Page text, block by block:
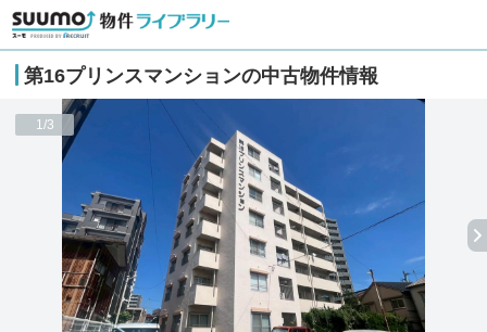
第16プリンスマンションの中古物件情報
1/3